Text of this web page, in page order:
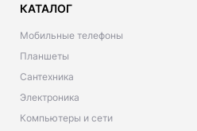
КАТАЛОГ
Мобильные телефоны
Планшеты
Сантехника
Электроника
Компьютеры и сети